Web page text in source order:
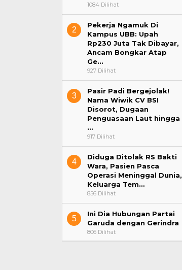
1084 Dilihat
2
Pekerja Ngamuk Di
Kampus UBB: Upah
Rp230 Juta Tak Dibayar,
Ancam Bongkar Atap
Ge…
927 Dilihat
3
Pasir Padi Bergejolak!
Nama Wiwik CV BSI
Disorot, Dugaan
Penguasaan Laut hingga
…
917 Dilihat
4
Diduga Ditolak RS Bakti
Wara, Pasien Pasca
Operasi Meninggal Dunia,
Keluarga Tem…
856 Dilihat
5
Ini Dia Hubungan Partai
Garuda dengan Gerindra
806 Dilihat